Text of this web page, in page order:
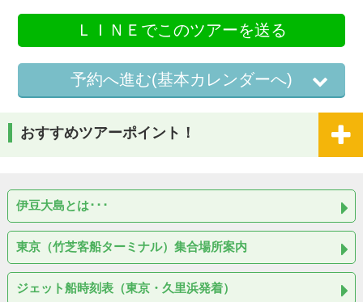
ＬＩＮＥでこのツアーを送る
予約へ進む(基本カレンダーへ)
おすすめツアーポイント！
伊豆大島とは･･･
東京（竹芝客船ターミナル）集合場所案内
ジェット船時刻表（東京・久里浜発着）